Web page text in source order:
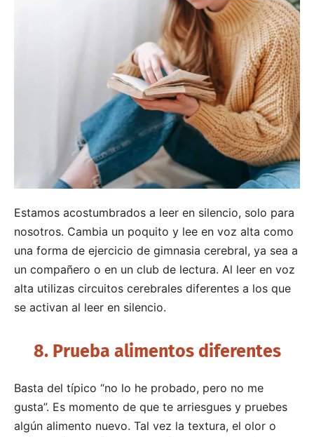
Estamos acostumbrados a leer en silencio, solo para
nosotros. Cambia un poquito y lee en voz alta como
una forma de ejercicio de gimnasia cerebral, ya sea a
un compañero o en un club de lectura. Al leer en voz
alta utilizas circuitos cerebrales diferentes a los que
se activan al leer en silencio.
8. Prueba alimentos diferentes
Basta del típico “no lo he probado, pero no me
gusta”. Es momento de que te arriesgues y pruebes
algún alimento nuevo. Tal vez la textura, el olor o